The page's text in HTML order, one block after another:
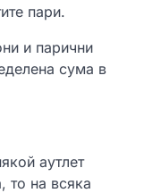
пари.
и парични
сума в
аутлет
то на всяка